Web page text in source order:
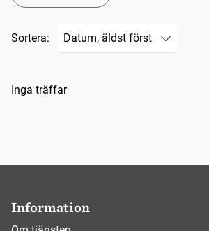
Sortera:
Sökresultat
Inga träffar
Information